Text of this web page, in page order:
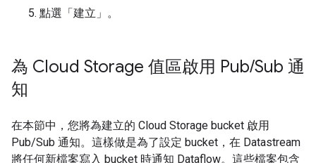
點選「建立」 。
為 Cloud Storage 值區啟用 Pub/Sub 通
知
在本節中，您將為建立的 Cloud Storage bucket 啟用
Pub/Sub 通知。這樣做是為了設定 bucket，在 Datastream
將任何新檔案寫入 bucket 時通知 Dataflow。這些檔案包含